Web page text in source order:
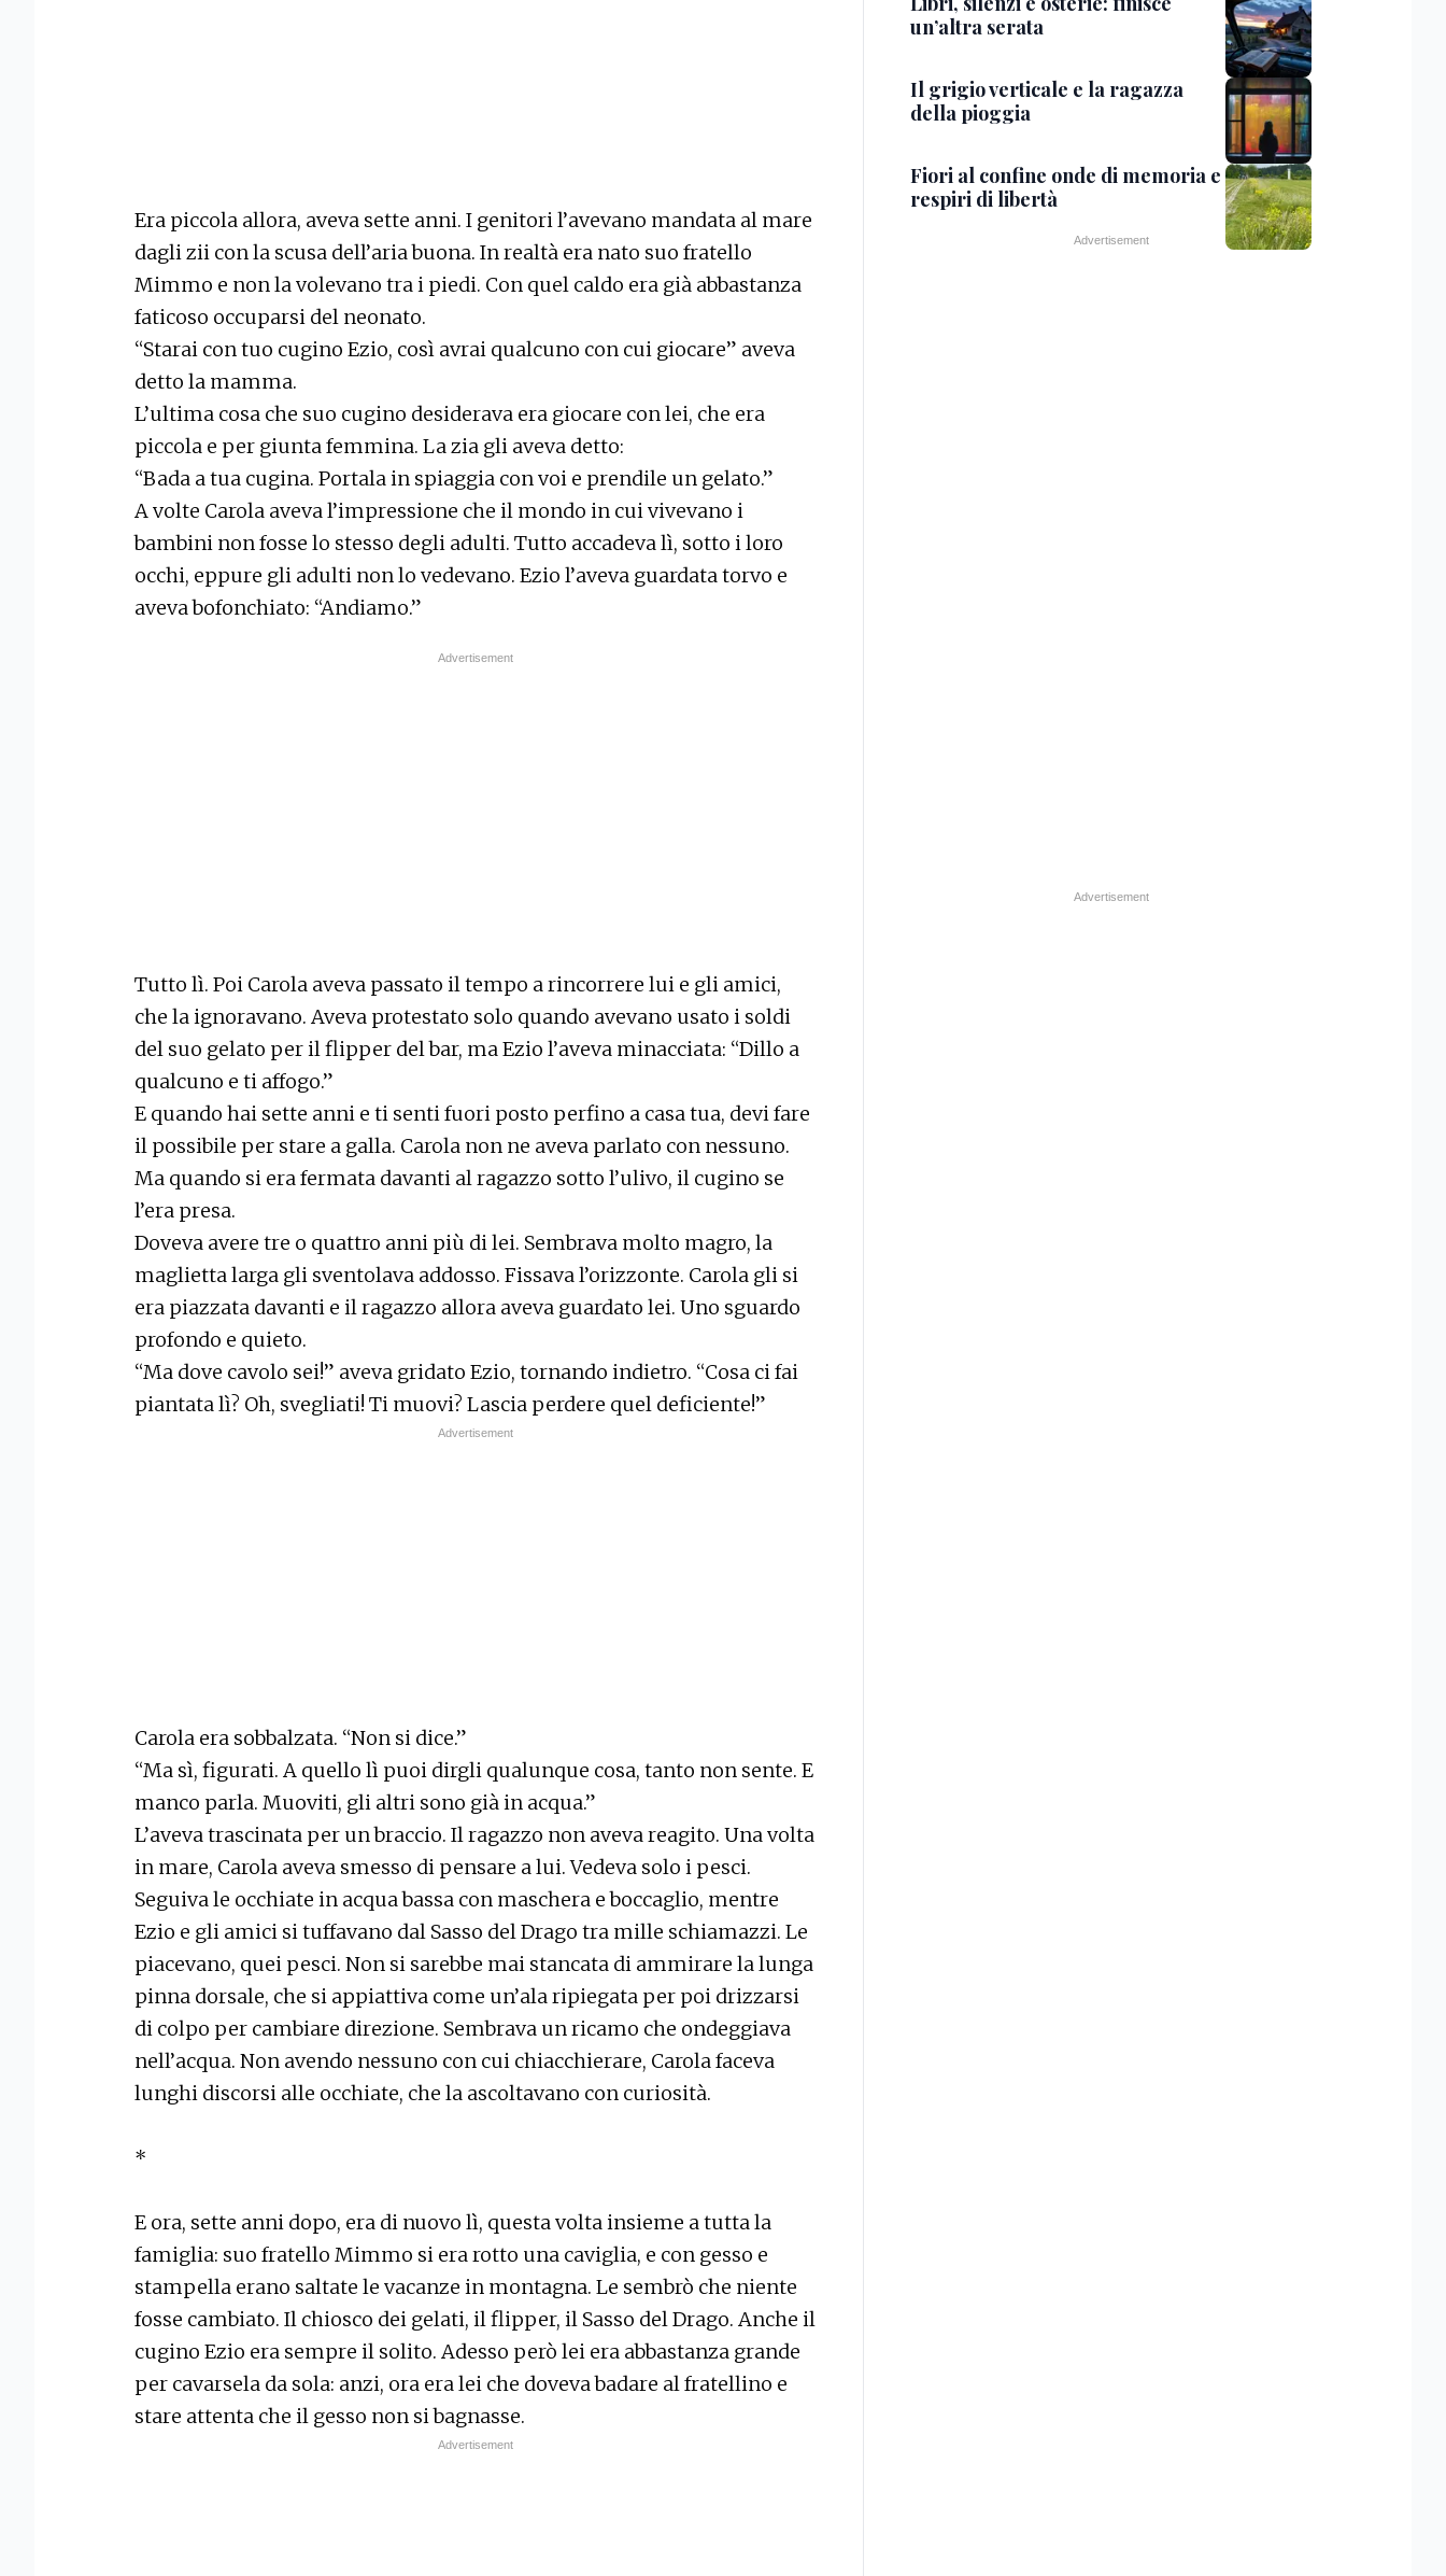
Era piccola allora, aveva sette anni. I genitori l’avevano mandata al mare
dagli zii con la scusa dell’aria buona. In realtà era nato suo fratello
Mimmo e non la volevano tra i piedi. Con quel caldo era già abbastanza
faticoso occuparsi del neonato.
“Starai con tuo cugino Ezio, così avrai qualcuno con cui giocare” aveva
detto la mamma.
L’ultima cosa che suo cugino desiderava era giocare con lei, che era
piccola e per giunta femmina. La zia gli aveva detto:
“Bada a tua cugina. Portala in spiaggia con voi e prendile un gelato.”
A volte Carola aveva l’impressione che il mondo in cui vivevano i
bambini non fosse lo stesso degli adulti. Tutto accadeva lì, sotto i loro
occhi, eppure gli adulti non lo vedevano. Ezio l’aveva guardata torvo e
aveva bofonchiato: “Andiamo.”
Tutto lì. Poi Carola aveva passato il tempo a rincorrere lui e gli amici,
che la ignoravano. Aveva protestato solo quando avevano usato i soldi
del suo gelato per il flipper del bar, ma Ezio l’aveva minacciata: “Dillo a
qualcuno e ti affogo.”
E quando hai sette anni e ti senti fuori posto perfino a casa tua, devi fare
il possibile per stare a galla. Carola non ne aveva parlato con nessuno.
Ma quando si era fermata davanti al ragazzo sotto l’ulivo, il cugino se
l’era presa.
Doveva avere tre o quattro anni più di lei. Sembrava molto magro, la
maglietta larga gli sventolava addosso. Fissava l’orizzonte. Carola gli si
era piazzata davanti e il ragazzo allora aveva guardato lei. Uno sguardo
profondo e quieto.
“Ma dove cavolo sei!” aveva gridato Ezio, tornando indietro. “Cosa ci fai
piantata lì? Oh, svegliati! Ti muovi? Lascia perdere quel deficiente!”
Carola era sobbalzata. “Non si dice.”
“Ma sì, figurati. A quello lì puoi dirgli qualunque cosa, tanto non sente. E
manco parla. Muoviti, gli altri sono già in acqua.”
L’aveva trascinata per un braccio. Il ragazzo non aveva reagito. Una volta
in mare, Carola aveva smesso di pensare a lui. Vedeva solo i pesci.
Seguiva le occhiate in acqua bassa con maschera e boccaglio, mentre
Ezio e gli amici si tuffavano dal Sasso del Drago tra mille schiamazzi. Le
piacevano, quei pesci. Non si sarebbe mai stancata di ammirare la lunga
pinna dorsale, che si appiattiva come un’ala ripiegata per poi drizzarsi
di colpo per cambiare direzione. Sembrava un ricamo che ondeggiava
nell’acqua. Non avendo nessuno con cui chiacchierare, Carola faceva
lunghi discorsi alle occhiate, che la ascoltavano con curiosità.
*
E ora, sette anni dopo, era di nuovo lì, questa volta insieme a tutta la
famiglia: suo fratello Mimmo si era rotto una caviglia, e con gesso e
stampella erano saltate le vacanze in montagna. Le sembrò che niente
fosse cambiato. Il chiosco dei gelati, il flipper, il Sasso del Drago. Anche il
cugino Ezio era sempre il solito. Adesso però lei era abbastanza grande
per cavarsela da sola: anzi, ora era lei che doveva badare al fratellino e
stare attenta che il gesso non si bagnasse.
un’altra serata
Il grigio verticale e la ragazza
della pioggia
Fiori al confine onde di memoria e
respiri di libertà